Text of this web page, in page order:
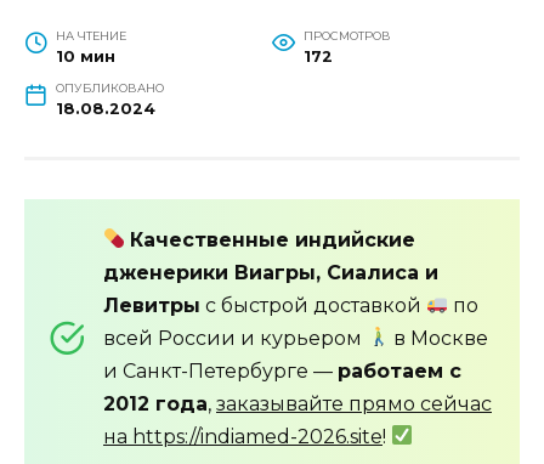
НА ЧТЕНИЕ
10 мин
ПРОСМОТРОВ
172
ОПУБЛИКОВАНО
18.08.2024
Качественные индийские
дженерики Виагры, Сиалиса и
Левитры с быстрой доставкой
по
всей России и курьером
в Москве
и Санкт-Петербурге — работаем с
2012 года, заказывайте прямо сейчас
на https://indiamed-2026.site!